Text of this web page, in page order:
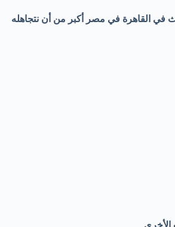
في القاهرة في مصر أكبر من أن نتجاهله